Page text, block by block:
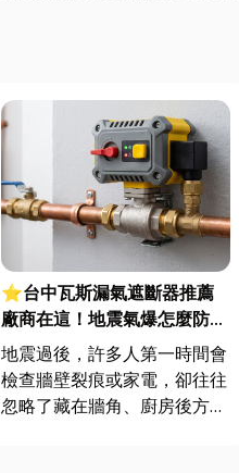
⭐台中瓦斯漏氣遮斷器推薦
廠商在這！地震氣爆怎麼防？
警報器與遮斷器差異、補助條
件及挑選全攻略
地震過後，許多人第一時間會
檢查牆壁裂痕或家電，卻往往
忽略了藏在牆角、廚房後方的